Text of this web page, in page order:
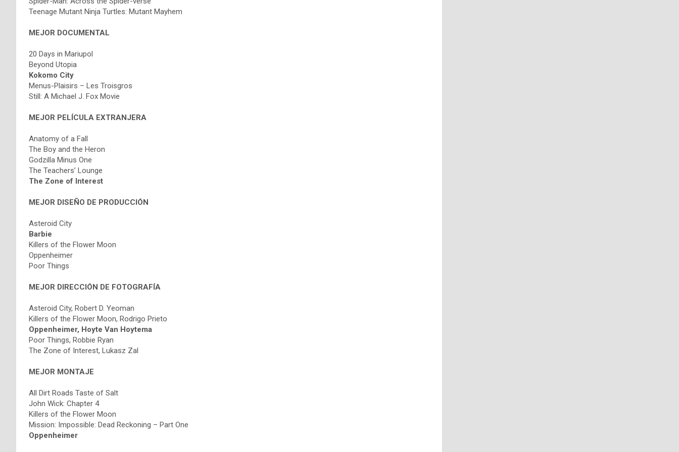
Teenage Mutant Ninja Turtles: Mutant Mayhem
MEJOR DOCUMENTAL
20 Days in Mariupol
Beyond Utopia
Kokomo City
Menus-Plaisirs – Les Troisgros
Still: A Michael J. Fox Movie
MEJOR PELÍCULA EXTRANJERA
Anatomy of a Fall
The Boy and the Heron
Godzilla Minus One
The Teachers’ Lounge
The Zone of Interest
MEJOR DISEÑO DE PRODUCCIÓN
Asteroid City
Barbie
Killers of the Flower Moon
Oppenheimer
Poor Things
MEJOR DIRECCIÓN DE FOTOGRAFÍA
Asteroid City, Robert D. Yeoman
Killers of the Flower Moon, Rodrigo Prieto
Oppenheimer, Hoyte Van Hoytema
Poor Things, Robbie Ryan
The Zone of Interest, Lukasz Zal
MEJOR MONTAJE
All Dirt Roads Taste of Salt
John Wick: Chapter 4
Killers of the Flower Moon
Mission: Impossible: Dead Reckoning – Part One
Oppenheimer